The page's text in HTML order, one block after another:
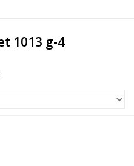
1013 g-4